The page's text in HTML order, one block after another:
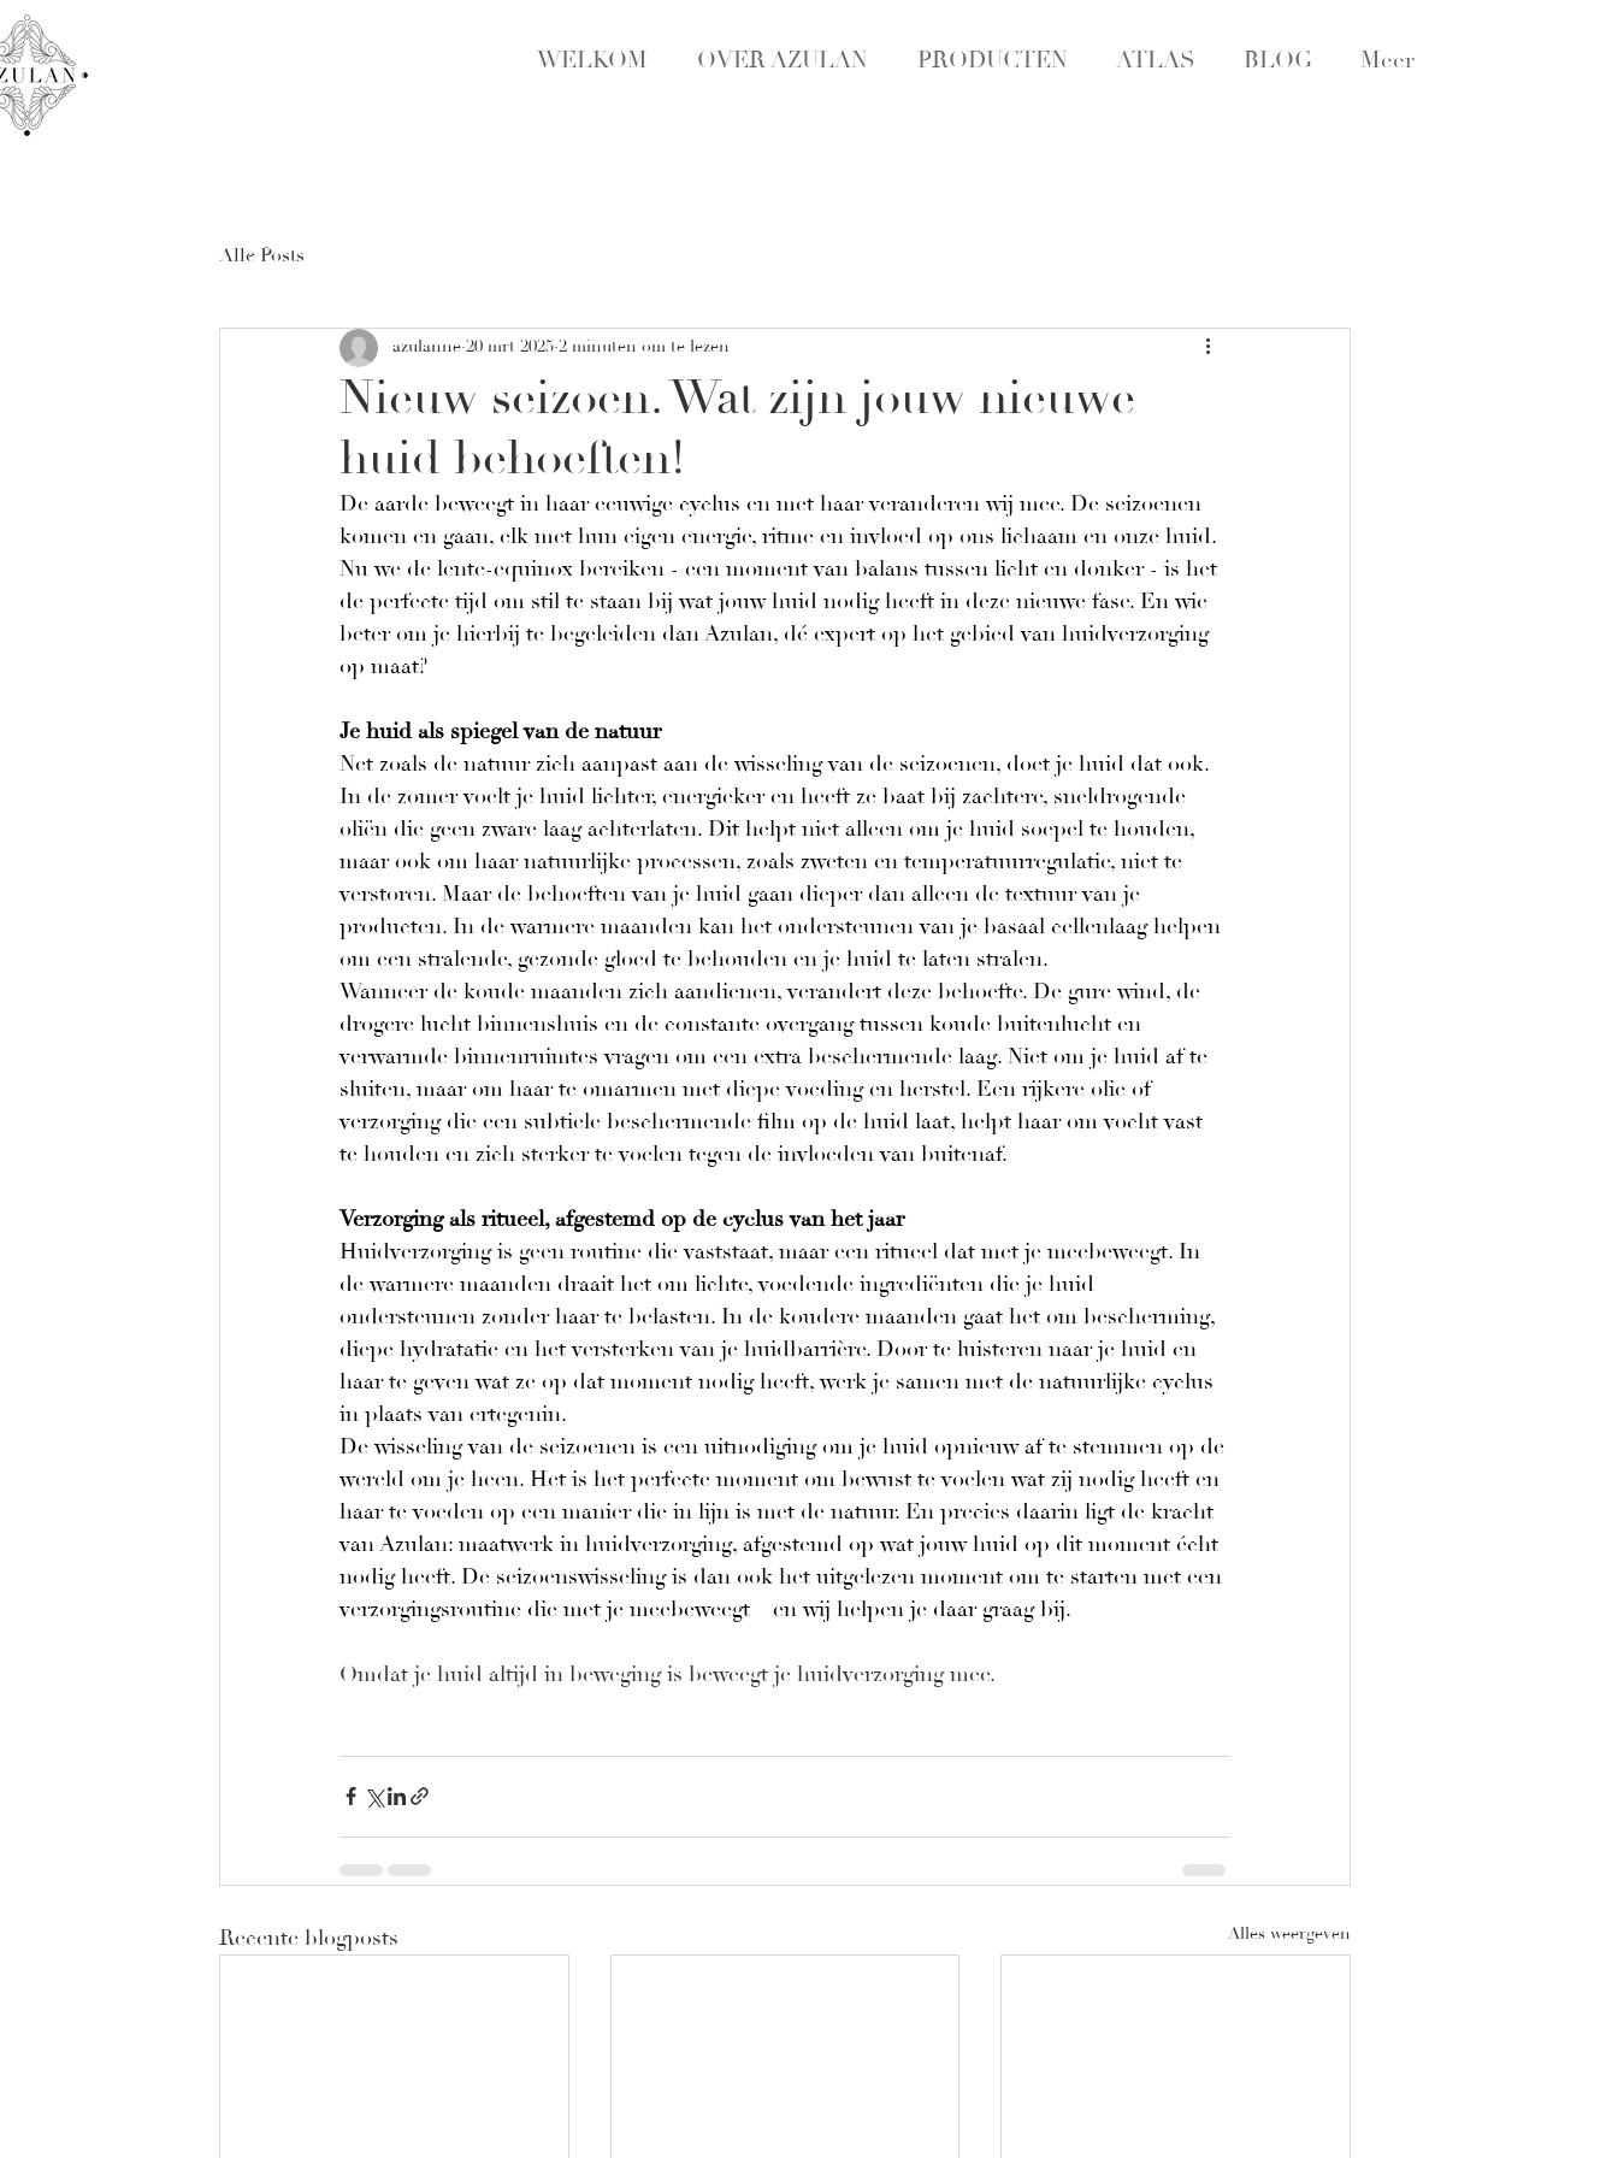
WELKOM OVER AZULAN PRODUCTEN ATLAS BLOG Meer
Alle Posts
Nieuw seizoen. Wat zijn jouw nieuwe
huid behoeften!
azulanne 20 mrt 2025 2 minuten om te lezen
De aarde beweegt in haar eeuwige cyclus en met haar veranderen wij mee. De seizoenen
komen en gaan, elk met hun eigen energie, ritme en invloed op ons lichaam en onze huid.
Nu we de lente-equinox bereiken - een moment van balans tussen licht en donker - is het
de perfecte tijd om stil te staan bij wat jouw huid nodig heeft in deze nieuwe fase. En wie
beter om je hierbij te begeleiden dan Azulan, dé expert op het gebied van huidverzorging
op maat?
Je huid als spiegel van de natuur
Net zoals de natuur zich aanpast aan de wisseling van de seizoenen, doet je huid dat ook.
In de zomer voelt je huid lichter, energieker en heeft ze baat bij zachtere, sneldrogende
oliën die geen zware laag achterlaten. Dit helpt niet alleen om je huid soepel te houden,
maar ook om haar natuurlijke processen, zoals zweten en temperatuurregulatie, niet te
verstoren. Maar de behoeften van je huid gaan dieper dan alleen de textuur van je
producten. In de warmere maanden kan het ondersteunen van je basaal cellenlaag helpen
om een stralende, gezonde gloed te behouden en je huid te laten stralen.
Wanneer de koude maanden zich aandienen, verandert deze behoefte. De gure wind, de
drogere lucht binnenshuis en de constante overgang tussen koude buitenlucht en
verwarmde binnenruimtes vragen om een extra beschermende laag. Niet om je huid af te
sluiten, maar om haar te omarmen met diepe voeding en herstel. Een rijkere olie of
verzorging die een subtiele beschermende film op de huid laat, helpt haar om vocht vast
te houden en zich sterker te voelen tegen de invloeden van buitenaf.
Verzorging als ritueel, afgestemd op de cyclus van het jaar
Huidverzorging is geen routine die vaststaat, maar een ritueel dat met je meebeweegt. In
de warmere maanden draait het om lichte, voedende ingrediënten die je huid
ondersteunen zonder haar te belasten. In de koudere maanden gaat het om bescherming,
diepe hydratatie en het versterken van je huidbarrière. Door te luisteren naar je huid en
haar te geven wat ze op dat moment nodig heeft, werk je samen met de natuurlijke cyclus
in plaats van ertegenin.
De wisseling van de seizoenen is een uitnodiging om je huid opnieuw af te stemmen op de
wereld om je heen. Het is het perfecte moment om bewust te voelen wat zij nodig heeft en
haar te voeden op een manier die in lijn is met de natuur. En precies daarin ligt de kracht
van Azulan: maatwerk in huidverzorging, afgestemd op wat jouw huid op dit moment écht
nodig heeft. De seizoenswisseling is dan ook het uitgelezen moment om te starten met een
verzorgingsroutine die met je meebeweegt – en wij helpen je daar graag bij.
Omdat je huid altijd in beweging is beweegt je huidverzorging mee.
Recente blogposts Alles weergeven